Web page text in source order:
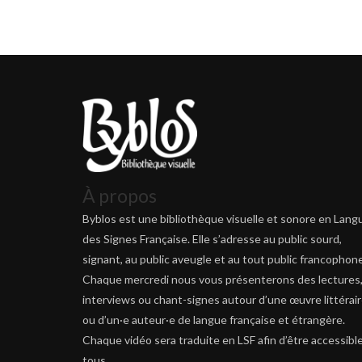
À propos
Byblos est une bibliothèque visuelle et sonore en
des Signes Française. Elle s’adresse au public sourd,
signant, au public aveugle et au tout public
Chaque mercredi nous vous présenterons des lectures,
interviews ou chant-signes autour d’une œuvre
ou d’un·e auteur·e de langue française et étrangère.
Chaque vidéo sera traduite en LSF afin d’être